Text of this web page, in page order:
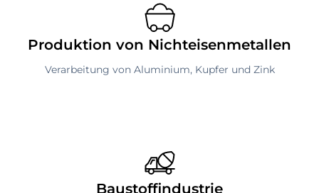
Produktion von Nichteisenmetallen
Verarbeitung von Aluminium, Kupfer und Zink
Baustoffindustrie